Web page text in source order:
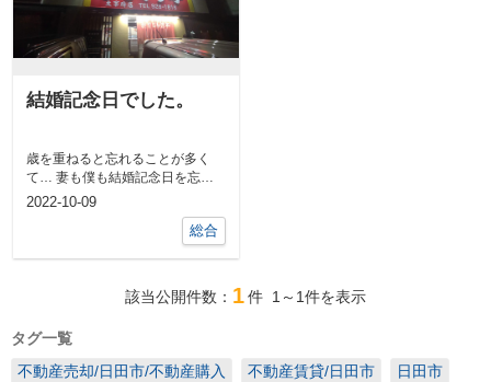
結婚記念日でした。
歳を重ねると忘れることが多く
て… 妻も僕も結婚記念日を忘れ
ていました。 今まではどちらか
2022-10-09
総合
該当公開件数： 1件 1～1件を表示
タグ一覧
不動産売却/日田市/不動産購入
不動産賃貸/日田市 日田市